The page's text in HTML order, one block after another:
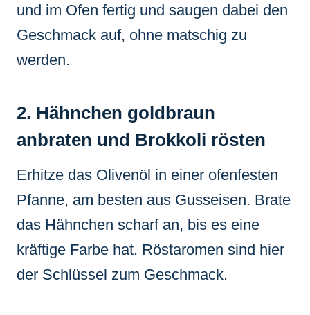
und im Ofen fertig und saugen dabei den
Geschmack auf, ohne matschig zu
werden.
2. Hähnchen goldbraun
anbraten und Brokkoli rösten
Erhitze das Olivenöl in einer ofenfesten
Pfanne, am besten aus Gusseisen. Brate
das Hähnchen scharf an, bis es eine
kräftige Farbe hat. Röstaromen sind hier
der Schlüssel zum Geschmack.